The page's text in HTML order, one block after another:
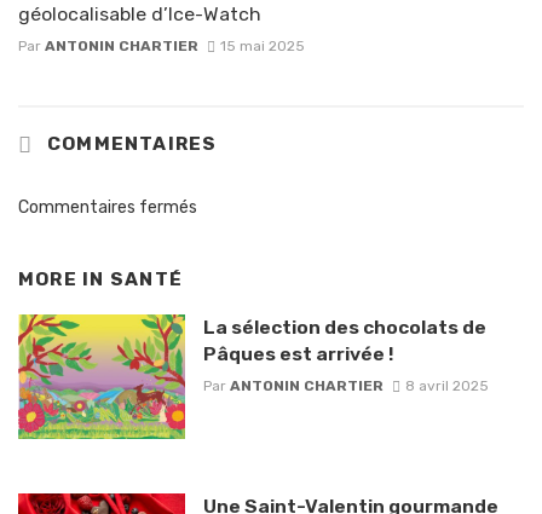
géolocalisable d’Ice-Watch
Par ANTONIN CHARTIER 15 mai 2025
COMMENTAIRES
Commentaires fermés
MORE IN SANTÉ
La sélection des chocolats de
Pâques est arrivée !
Par ANTONIN CHARTIER 8 avril 2025
Une Saint-Valentin gourmande